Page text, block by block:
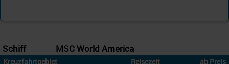
Schiff MSC World America
Kreuzfahrtgebiet Reisezeit ab Preis